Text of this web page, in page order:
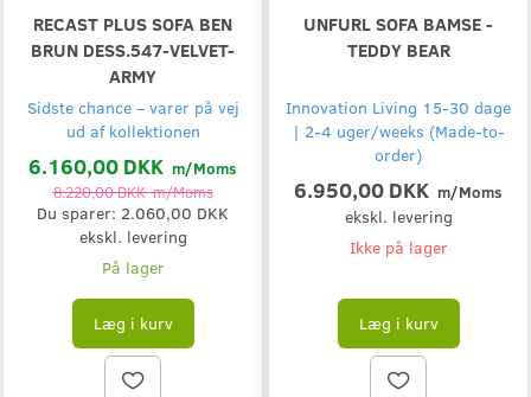
RECAST PLUS SOFA BEN
BRUN DESS.547-VELVET-
ARMY
Sidste chance – varer på vej
ud af kollektionen
6.160,00 DKK m/Moms
8.220,00 DKKm/Moms
Du sparer: 2.060,00 DKK
ekskl. levering
På lager
Læg i kurv
UNFURL SOFA BAMSE -
TEDDY BEAR
Innovation Living 15-30 dage
| 2-4 uger/weeks (Made-to-
order)
6.950,00 DKK m/Moms
ekskl. levering
Ikke på lager
Læg i kurv